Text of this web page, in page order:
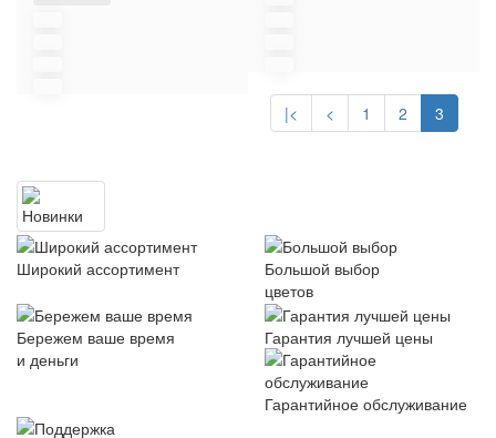
|< < 1 2 3
Широкий ассортимент
Большой выбор
цветов
Бережем ваше время
и деньги
Гарантия лучшей цены
Гарантийное обслуживание